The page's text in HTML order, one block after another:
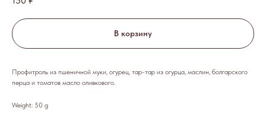
В корзину
Профитроль из пшеничной муки, огурец, тар-тар из огурца, маслин, болгарского
перца и томатов масло оливкового.
Weight: 50 g